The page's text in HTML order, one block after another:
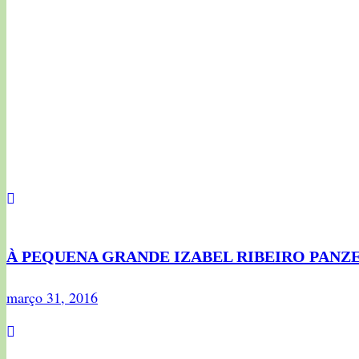
À PEQUENA GRANDE IZABEL RIBEIRO
março 31, 2016